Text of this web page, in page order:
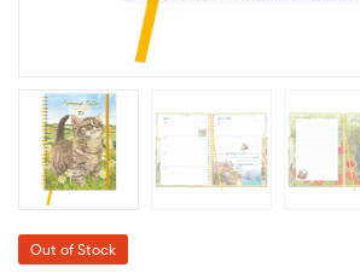
Out of Stock